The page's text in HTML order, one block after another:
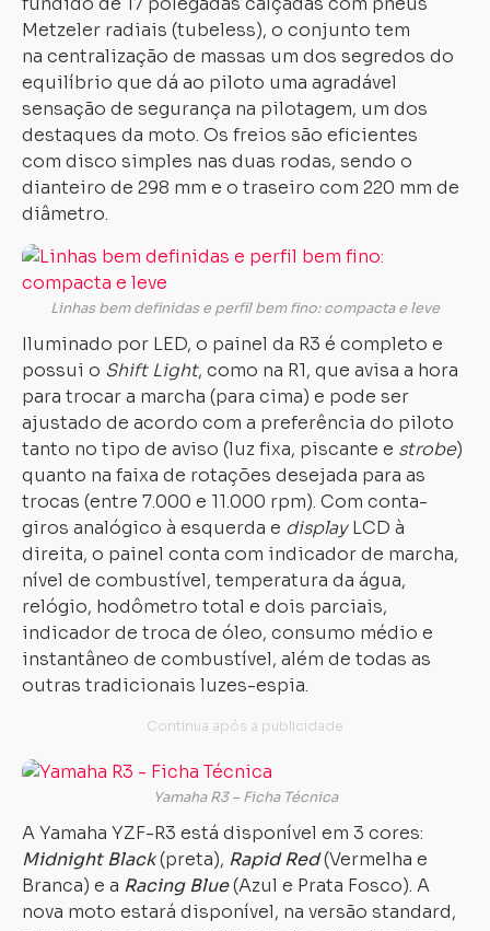
Metzeler radiais (tubeless), o conjunto tem
na centralização de massas um dos segredos do
equilíbrio que dá ao piloto uma agradável
sensação de segurança na pilotagem, um dos
destaques da moto. Os freios são eficientes
com disco simples nas duas rodas, sendo o
dianteiro de 298 mm e o traseiro com 220 mm de
diâmetro.
Linhas bem definidas e perfil bem fino: compacta e leve
Iluminado por LED, o painel da R3 é completo e
possui o Shift Light, como na R1, que avisa a hora
para trocar a marcha (para cima) e pode ser
ajustado de acordo com a preferência do piloto
tanto no tipo de aviso (luz fixa, piscante e strobe)
quanto na faixa de rotações desejada para as
trocas (entre 7.000 e 11.000 rpm). Com conta-
giros analógico à esquerda e displayLCD à
direita, o painel conta com indicador de marcha,
nível de combustível, temperatura da água,
relógio, hodômetro total e dois parciais,
indicador de troca de óleo, consumo médio e
instantâneo de combustível, além de todas as
outras tradicionais luzes-espia.
Yamaha R3 – Ficha Técnica
A Yamaha YZF-R3 está disponível em 3 cores:
Midnight Black(preta), Rapid Red(Vermelha e
Branca) e a Racing Blue(Azul e Prata Fosco). A
nova moto estará disponível, na versão standard,